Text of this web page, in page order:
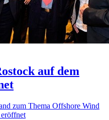
auf dem
zum Thema Offshore Wind